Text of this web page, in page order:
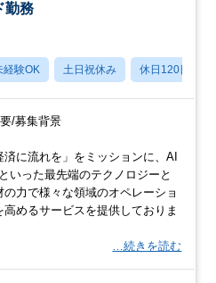
勤務
経験OK 土日祝休み 休日120日以上
/募集背景
済に流れを」をミッションに、AI
いった最先端のテクノロジーと
の力で様々な領域のオペレーショ
高めるサービスを提供しておりま
…続きを読む